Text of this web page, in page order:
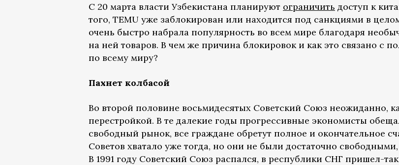
С 20 марта власти Узбекистана планируют ограничить доступ к
того, TEMU уже заблокирован или находится под санкциями в
очень быстро набрала популярность во всем мире благодаря
на ней товаров. В чем же причина блокировок и как это связано с
по всему миру?
Пахнет колбасой
Во второй половине восьмидесятых Советский Союз неожиданно,
перестройкой. В те далекие годы прогрессивные экономисты
свободный рынок, все граждане обретут полное и окончательное
Советов хватало уже тогда, но они не были достаточно
В 1991 году Советский Союз распался, в республики СНГ пришел-